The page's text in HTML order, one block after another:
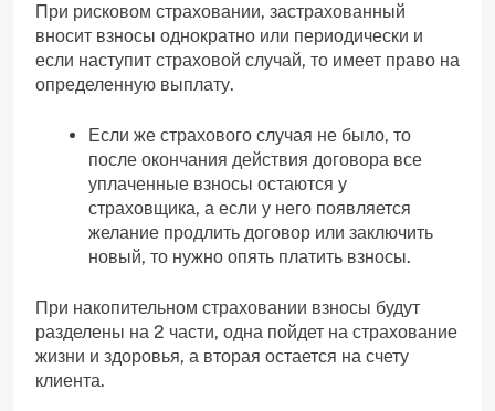
При рисковом страховании, застрахованный
вносит взносы однократно или периодически и
если наступит страховой случай, то имеет право на
определенную выплату.
Если же страхового случая не было, то
после окончания действия договора все
уплаченные взносы остаются у
страховщика, а если у него появляется
желание продлить договор или заключить
новый, то нужно опять платить взносы.
При накопительном страховании взносы будут
разделены на 2 части, одна пойдет на страхование
жизни и здоровья, а вторая остается на счету
клиента.